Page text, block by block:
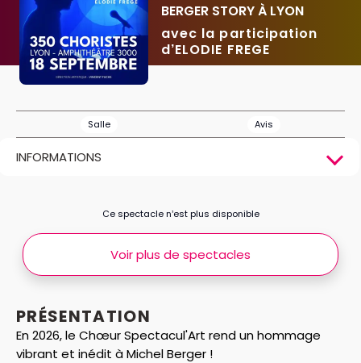
BERGER STORY À LYON
avec la participation
d’ELODIE FREGE
Salle Avis
INFORMATIONS
PRÉSENTATION
En 2026, le Chœur Spectacul'Art rend un hommage
vibrant et inédit à Michel Berger !
Ce spectacle n’est plus disponible
Voir plus de spectacles